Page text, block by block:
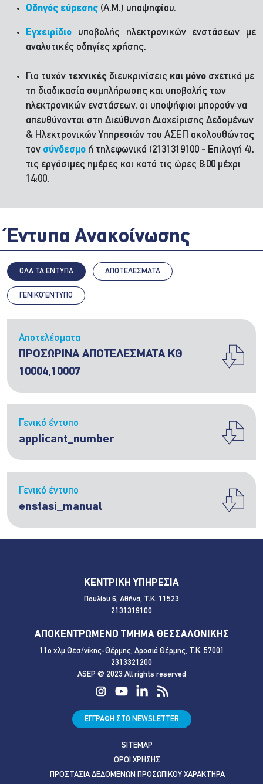
Οδηγός εύρεσης (Α.Μ.) υποψηφίου.
Εγχειρίδιο υποβολής ηλεκτρονικών ενστάσεων με
αναλυτικές οδηγίες χρήσης.
Για τυχόν τεχνικές διευκρινίσεις και μόνο σχετικά με
τη διαδικασία συμπλήρωσης και υποβολής των
ηλεκτρονικών ενστάσεων, οι υποψήφιοι μπορούν να
απευθύνονται στη Διεύθυνση Διαχείρισης Δεδομένων
& Ηλεκτρονικών Υπηρεσιών του ΑΣΕΠ ακολουθώντας
τον σύνδεσμο ή τηλεφωνικά (2131319100 - Επιλογή 4),
τις εργάσιμες ημέρες και κατά τις ώρες 8:00 μέχρι
14:00.
Έντυπα Ανακοίνωσης
ΟΛΑ ΤΑ ΕΝΤΥΠΑ ΑΠΟΤΕΛΈΣΜΑΤΑ
ΓΕΝΙΚΌ ΈΝΤΥΠΟ
Αποτελέσματα
ΠΡΟΣΩΡΙΝA ΑΠΟΤΕΛΕΣΜΑΤA ΚΘ
10004,10007
Γενικό έντυπο
applicant_number
Γενικό έντυπο
enstasi_manual
ΚΕΝΤΡΙΚΗ ΥΠΗΡΕΣΙΑ
Πουλίου 6, Αθήνα, Τ.Κ. 11523
2131319100
ΑΠΟΚΕΝΤΡΩΜΕΝΟ ΤΜΗΜΑ ΘΕΣΣΑΛΟΝΙΚΗΣ
11ο χλμ Θεσ/νίκης-Θέρμης, Δροσιά Θέρμης, Τ.Κ. 57001
2313321200
ASEP @ 2023 All rights reserved
ΕΓΓΡΑΦΗ ΣΤΟ NEWSLETTER
SITEMAP
ΟΡΟΙ ΧΡΗΣΗΣ
ΠΡΟΣΤΑΣΙΑ ΔΕΔΟΜΕΝΩΝ ΠΡΟΣΩΠΙΚΟΥ ΧΑΡΑΚΤΗΡΑ